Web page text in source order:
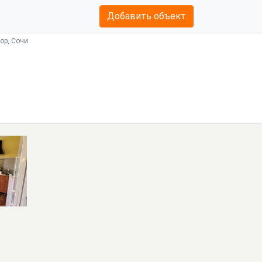
Добавить объект
Сочи